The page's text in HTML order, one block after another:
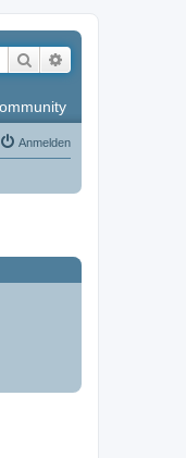
Suche
Anmelden